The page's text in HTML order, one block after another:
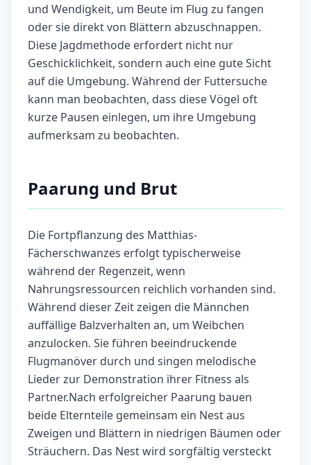
und Wendigkeit, um Beute im Flug zu fangen
oder sie direkt von Blättern abzuschnappen.
Diese Jagdmethode erfordert nicht nur
Geschicklichkeit, sondern auch eine gute Sicht
auf die Umgebung. Während der Futtersuche
kann man beobachten, dass diese Vögel oft
kurze Pausen einlegen, um ihre Umgebung
aufmerksam zu beobachten.
Paarung und Brut
Die Fortpflanzung des Matthias-
Fächerschwanzes erfolgt typischerweise
während der Regenzeit, wenn
Nahrungsressourcen reichlich vorhanden sind.
Während dieser Zeit zeigen die Männchen
auffällige Balzverhalten an, um Weibchen
anzulocken. Sie führen beeindruckende
Flugmanöver durch und singen melodische
Lieder zur Demonstration ihrer Fitness als
Partner.Nach erfolgreicher Paarung bauen
beide Elternteile gemeinsam ein Nest aus
Zweigen und Blättern in niedrigen Bäumen oder
Sträuchern. Das Nest wird sorgfältig versteckt